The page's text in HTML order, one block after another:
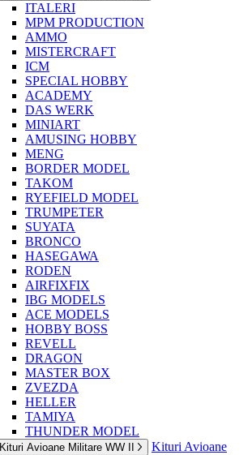
ITALERI
MPM PRODUCTION
AMMO
MISTERCRAFT
ICM
SPECIAL HOBBY
ACADEMY
DAS WERK
MINIART
AMUSING HOBBY
MENG
BORDER MODEL
TAKOM
RYEFIELD MODEL
TRUMPETER
SUYATA
BRONCO
HASEGAWA
RODEN
AIRFIXFIX
IBG MODELS
ACE MODELS
HOBBY BOSS
REVELL
DRAGON
MASTER BOX
ZVEZDA
HELLER
TAMIYA
THUNDER MODEL
Kituri Avioane Militare WW II
Kituri Avioane